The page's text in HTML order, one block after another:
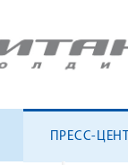
ПРЕСС-